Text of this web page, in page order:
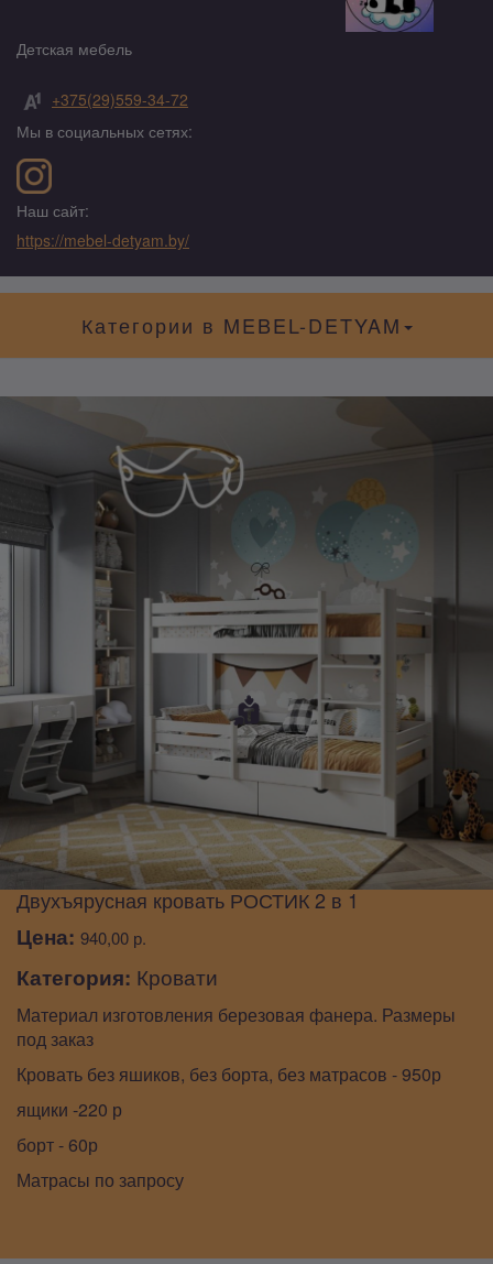
Детская мебель
+375(29)559-34-72
Мы в социальных сетях:
Наш сайт:
https://mebel-detyam.by/
Категории в MEBEL-DETYAM
Двухъярусная кровать РОСТИК 2 в 1
Цена: 940,00 р.
Категория: Кровати
Материал изготовления березовая фанера. Размеры
под заказ
Кровать без яшиков, без борта, без матрасов - 950р
ящики -220 р
борт - 60р
Матрасы по запросу